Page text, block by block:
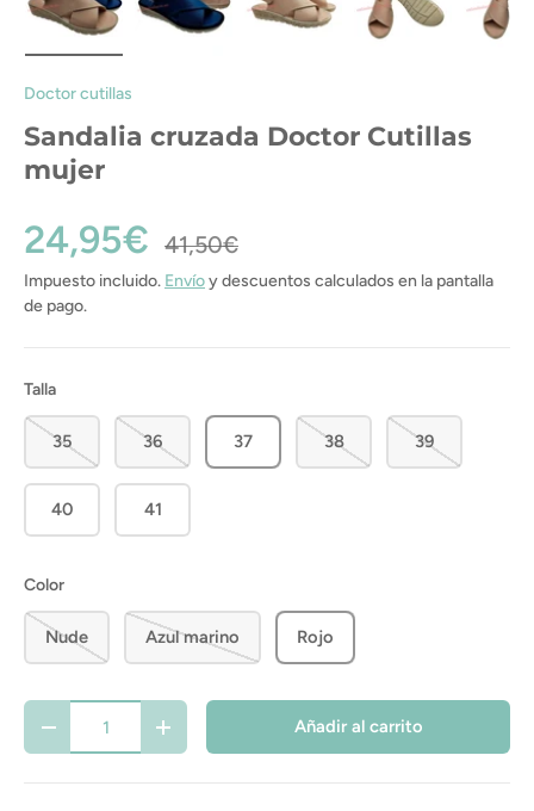
Doctor cutillas
Sandalia cruzada Doctor Cutillas
mujer
24,95€ 41,50€
Impuesto incluido. Envíoy descuentos calculados en la pantalla
de pago.
Talla
35 36 37 38 39
40 41
Color
Nude Azul marino Rojo
- + Añadir al carrito